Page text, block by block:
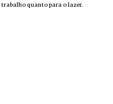
quanto para o lazer.